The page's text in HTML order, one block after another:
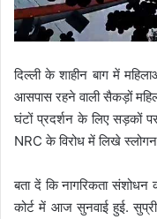
दिल्ली के शाहीन बाग में
आसपास रहने वाली सैकड़ों
घंटों प्रदर्शन के लिए सड़कों
NRC के विरोध में लिखे
बता दें कि नागरिकता
कोर्ट में आज सुनवाई हुई.